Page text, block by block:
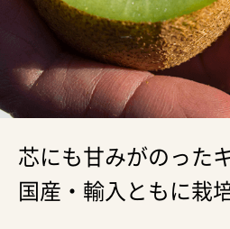
芯にも甘みがのった
国産・輸入ともに栽